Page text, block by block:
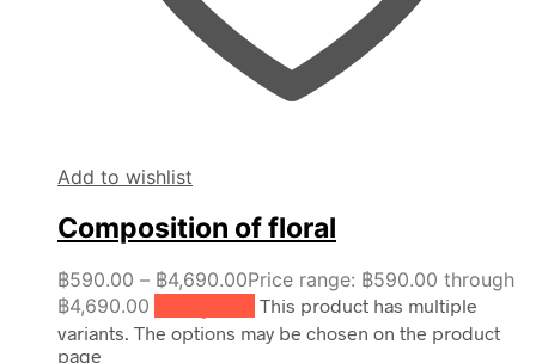
Add to wishlist
Composition of floral
฿590.00 – ฿4,690.00Price range: ฿590.00 through
฿4,690.00
This product has multiple
variants. The options may be chosen on the product
page